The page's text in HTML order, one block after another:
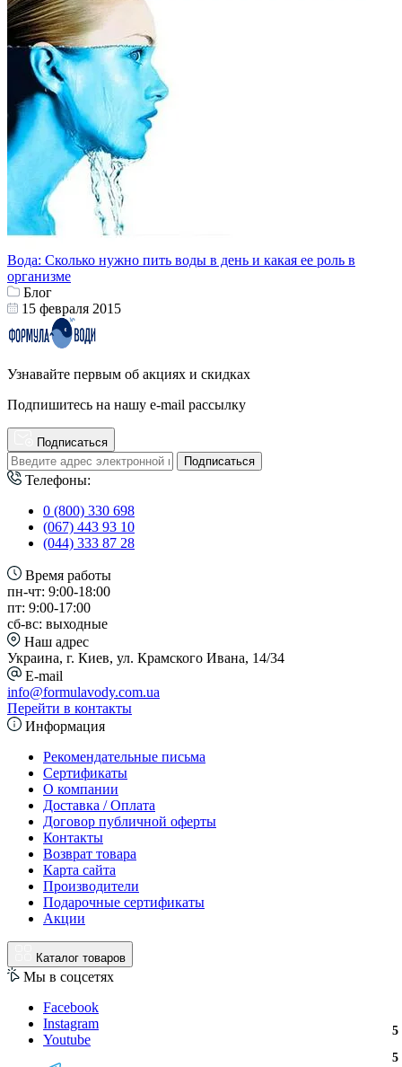
3
3
2
2
3
3
5
5
Вода: Сколько нужно пить воды в день и какая ее роль в
организме
Блог
15 февраля 2015
Узнавайте первым об акциях и скидках
Подпишитесь на нашу e-mail рассылку
Подписаться
Подписаться
Телефоны:
0 (800) 330 698
(067) 443 93 10
(044) 333 87 28
Время работы
пн-чт: 9:00-18:00
пт: 9:00-17:00
сб-вс: выходные
Наш адрес
Украина, г. Киев, ул. Крамского Ивана, 14/34
E-mail
info@formulavody.com.ua
Перейти в контакты
Информация
Рекомендательные письма
Сертификаты
О компании
Доставка / Оплата
Договор публичной оферты
Контакты
Возврат товара
Карта сайта
Производители
Подарочные сертификаты
Акции
Каталог товаров
Мы в соцсетях
Facebook
Instagram
Youtube